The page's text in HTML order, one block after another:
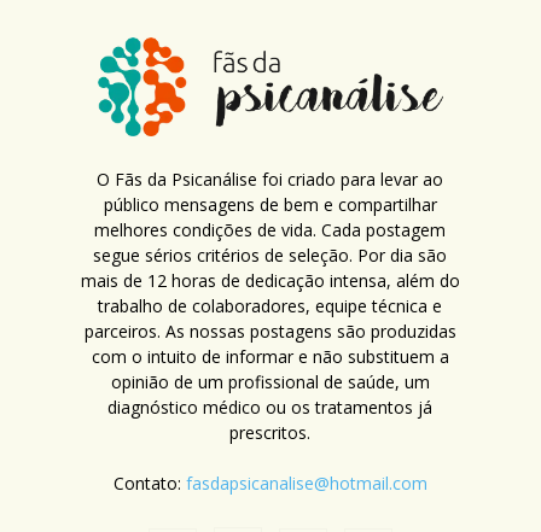
O Fãs da Psicanálise foi criado para levar ao
público mensagens de bem e compartilhar
melhores condições de vida. Cada postagem
segue sérios critérios de seleção. Por dia são
mais de 12 horas de dedicação intensa, além do
trabalho de colaboradores, equipe técnica e
parceiros. As nossas postagens são produzidas
com o intuito de informar e não substituem a
opinião de um profissional de saúde, um
diagnóstico médico ou os tratamentos já
prescritos.
Contato: fasdapsicanalise@hotmail.com